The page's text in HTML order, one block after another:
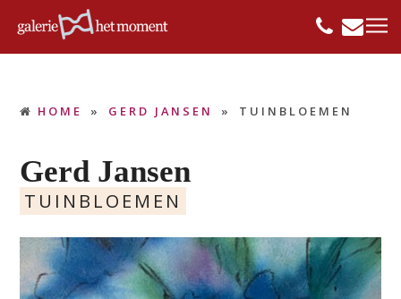
HOME » GERD JANSEN » TUINBLOEMEN
Gerd Jansen
TUINBLOEMEN